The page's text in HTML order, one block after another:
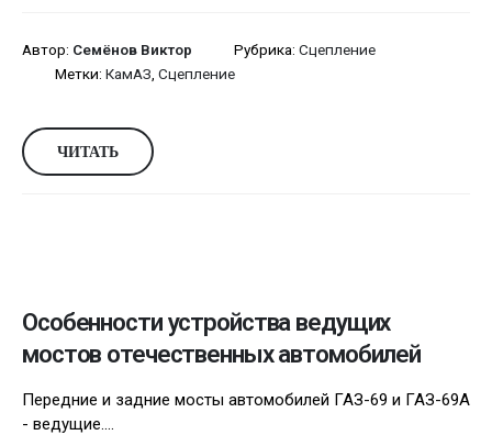
Автор: Семёнов Виктор Рубрика: Сцепление
Метки: КамАЗ Сцепление
ЧИТАТЬ
Особенности устройства ведущих
мостов отечественных автомобилей
Передние и задние мосты автомобилей ГАЗ-69 и ГАЗ-69А
- ведущие....